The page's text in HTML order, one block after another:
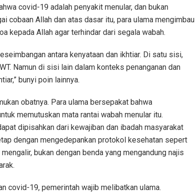
covid-19 adalah penyakit menular, dan bukan
cobaan Allah dan atas dasar itu, para ulama mengimbau
kepada Allah agar terhindar dari segala wabah.
antara kenyataan dan ikhtiar. Di satu sisi,
Namun di sisi lain dalam konteks penanganan dan
bunyi poin lainnya.
obatnya. Para ulama bersepakat bahwa
memutuskan mata rantai wabah menular itu.
dipisahkan dari kewajiban dan ibadah masyarakat
dengan mengedepankan protokol kesehatan sepert
bukan dengan benda yang mengandung najis
covid-19, pemerintah wajib melibatkan ulama.